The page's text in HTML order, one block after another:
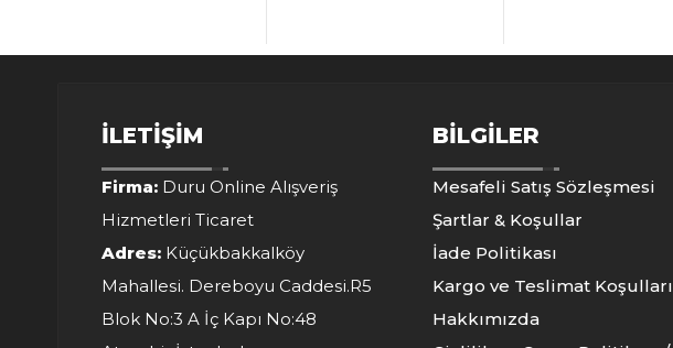
İLETIŞIM
Firma: Duru Online Alışveriş
Hizmetleri Ticaret
Adres: Küçükbakkalköy
Mahallesi. Dereboyu Caddesi.R5
Blok No:3 A İç Kapı No:48
BILGILER
Mesafeli Satış Sözleşmesi
Şartlar & Koşullar
İade Politikası
Kargo ve Teslimat Koşulları
Hakkımızda